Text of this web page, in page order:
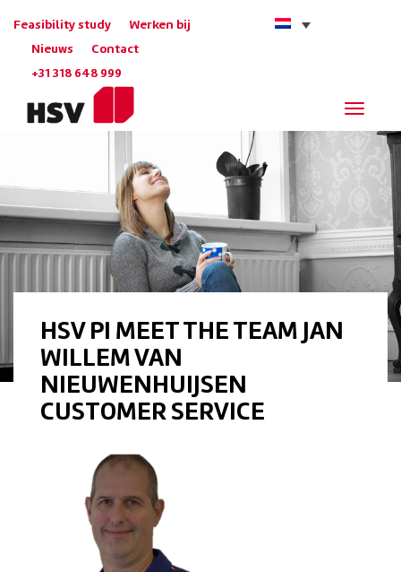
Feasibility study Werken bij
Nieuws Contact
+31 318 648 999
HSV PI MEET THE TEAM JAN
WILLEM VAN
NIEUWENHUIJSEN
CUSTOMER SERVICE